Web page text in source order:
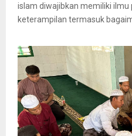
islam diwajibkan memiliki ilmu
keterampilan termasuk